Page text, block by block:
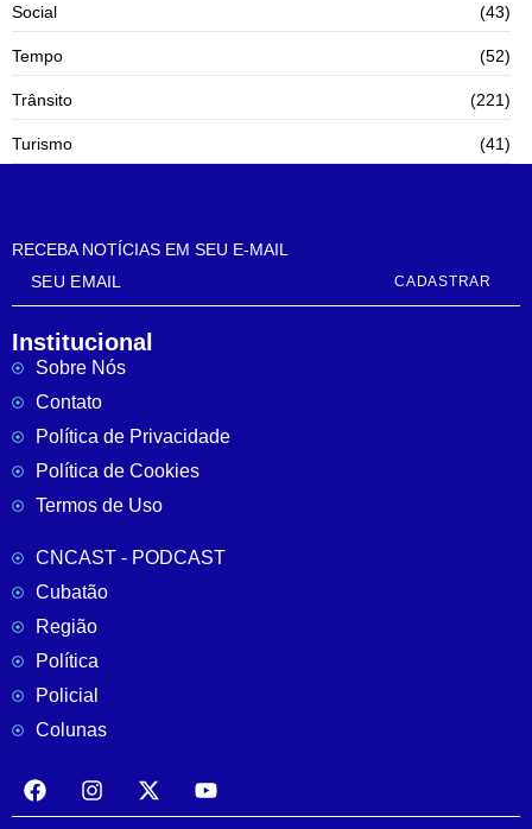
Social (43)
Tempo (52)
Trânsito (221)
Turismo (41)
RECEBA NOTÍCIAS EM SEU E-MAIL
CADASTRAR
Institucional
Sobre Nós
Contato
Política de Privacidade
Política de Cookies
Termos de Uso
CNCAST - PODCAST
Cubatão
Região
Política
Policial
Colunas